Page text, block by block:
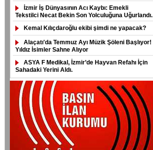
İzmir İş Dünyasının Acı Kaybı: Emekli
Tekstilci Necat Bekin Son Yolculuğuna Uğurlandı.
Kemal Kılıçdaroğlu ekibi şimdi ne yapacak?
Alaçatı'da Temmuz Ayı Müzik Şöleni Başlıyor!
Yıldız İsimler Sahne Alıyor
ASYA F Medikal, İzmir’de Hayvan Refahı İçin
Sahadaki Yerini Aldı.